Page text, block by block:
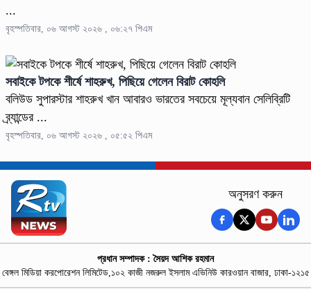
...
বৃহস্পতিবার, ০৬ আগস্ট ২০২৬ , ০৬:২৭ পিএম
সবাইকে টপকে শীর্ষে শাহরুখ, পিছিয়ে গেলেন বিরাট কোহলি
বলিউড সুপারস্টার শাহরুখ খান আবারও ভারতের সবচেয়ে মূল্যবান সেলিব্রিটি
ব্র্যান্ডের ...
বৃহস্পতিবার, ০৬ আগস্ট ২০২৬ , ০৫:৫২ পিএম
অনুসরণ করুন
প্রধান সম্পাদক : সৈয়দ আশিক রহমান
বেঙ্গল মিডিয়া করপোরেশন লিমিটেড,১০২ কাজী নজরুল ইসলাম এভিনিউ কারওয়ান বাজার, ঢাকা-১২১৫